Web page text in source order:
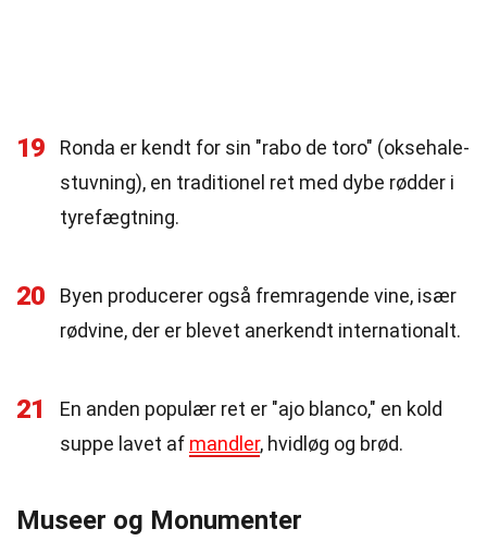
19
Ronda er kendt for sin "rabo de toro" (oksehale-
stuvning), en traditionel ret med dybe rødder i
tyrefægtning.
20
Byen producerer også fremragende vine, især
rødvine, der er blevet anerkendt internationalt.
21
En anden populær ret er "ajo blanco," en kold
suppe lavet af mandler, hvidløg og brød.
Museer og Monumenter